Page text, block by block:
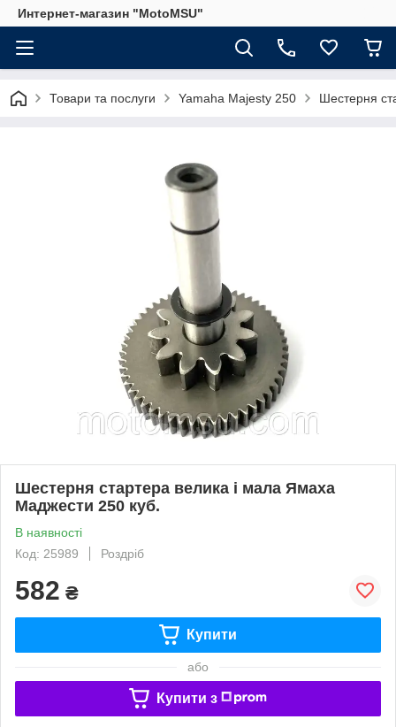
Интернет-магазин "MotoMSU"
Товари та послуги Yamaha Majesty 250 Шестерня
Шестерня стартера велика і мала Ямаха
Маджести 250 куб.
В наявності
Код: 25989
Роздріб
582 ₴
Купити
або
Купити з